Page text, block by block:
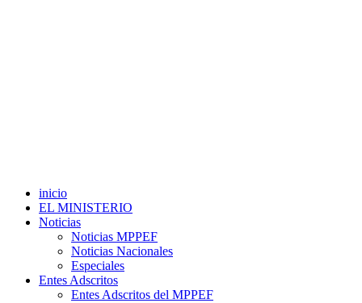
inicio
EL MINISTERIO
Noticias
Noticias MPPEF
Noticias Nacionales
Especiales
Entes Adscritos
Entes Adscritos del MPPEF